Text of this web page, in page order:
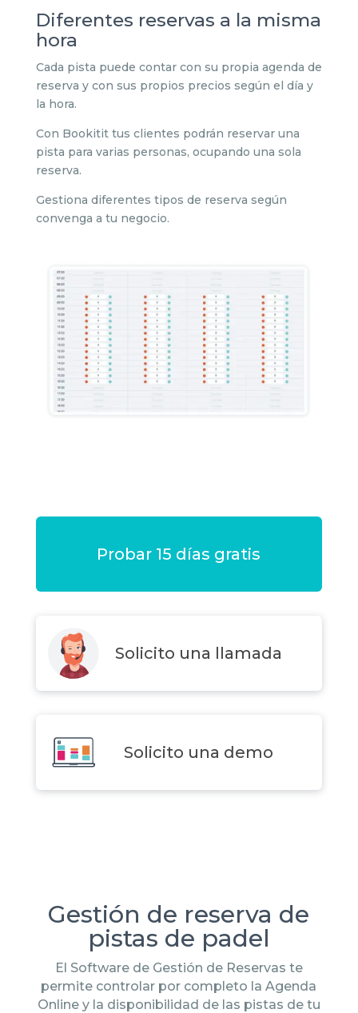
Diferentes reservas a la misma
hora
Cada pista puede contar con su propia agenda de
reserva y con sus propios precios según el día y
la hora.
Con Bookitit tus clientes podrán reservar una
pista para varias personas, ocupando una sola
reserva.
Gestiona diferentes tipos de reserva según
convenga a tu negocio.
Probar 15 días gratis
Solicito una llamada
Solicito una demo
Gestión de reserva de
pistas de padel
El Software de Gestión de Reservas te
permite controlar por completo la Agenda
Online y la disponibilidad de las pistas de tu